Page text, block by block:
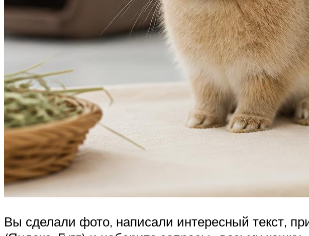
Вы сделали фото, написали интересный текст,